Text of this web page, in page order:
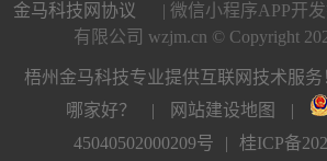
金马科技网协议
| 微信小程序APP开
有限公司 wzjm.cn © Copyright
梧州金马科技专业提供互联网技术服务
哪家好？
| 网站建设地图 |
45040502000209号
| 桂ICP备